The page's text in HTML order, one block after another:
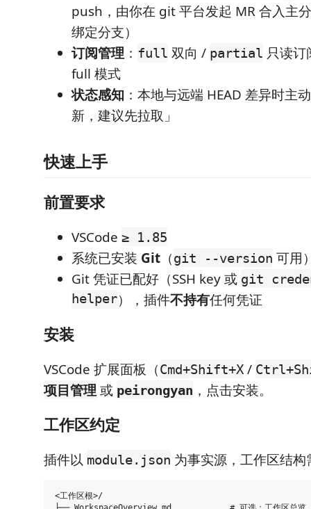
push，由你在 git 平台发起 MR 合入主
绑定分支）
订阅管理 ： full 双向 / partial 只读
full 模式
状态感知 ：本地与远端 HEAD 差异时主
新，建议先拉取」
快速上手
前置要求
VSCode ≥ 1.85
系统已安装 Git （git --version 可用
Git 凭证已配好（SSH key 或 git
helper），插件不持有任何凭证
安装
VSCode 扩展面板（Cmd+Shift+X /
项目管理 或 peirongyan ，点击安装。
工作区约定
插件以 module.json 为事实源，工作区结构
<工作区根>/